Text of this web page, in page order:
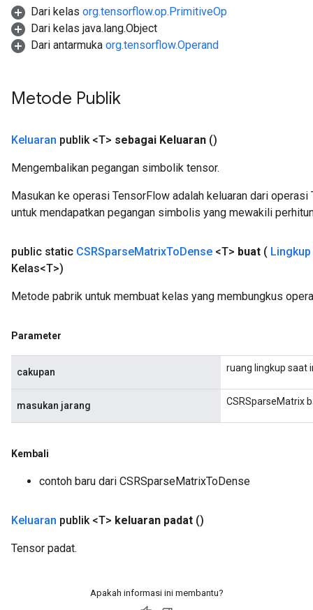
Dari kelas org.tensorflow.op.PrimitiveOp
Dari kelas java.lang.Object
Dari antarmuka org.tensorflow.Operand
Metode Publik
Keluaran publik <T> sebagai Keluaran ()
Mengembalikan pegangan simbolik tensor.
Masukan ke operasi TensorFlow adalah keluaran dari
untuk mendapatkan pegangan simbolis yang mewakili
public static CSRSparseMatrixToDense <T> buat (
Kelas<T>)
Metode pabrik untuk membuat kelas yang membungkus
Parameter
cakupan ruang lingkup saat
masukan jarang CSRSparseMatrix
Kembali
contoh baru dari CSRSparseMatrixToDense
Keluaran publik <T> keluaran padat ()
Tensor padat.
Apakah informasi ini membantu?